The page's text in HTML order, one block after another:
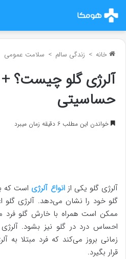
خانه > زندگی سالم > سلامت عمومی
آلرژی گلو چیست؟ +
حساسیتی
خواندن این مطلب 6 دقیقه زمان میبرد
آلرژی گلو یکی ازانواع آلرژی است که
گلو خود را نشان می‌دهد. آلرژی
ممکن است همراه با خارش گلو فرد
احساس درد در گلو نیز بشود.
زمانی بروز می‌کند که فرد مبتلا
قرار بگیرد.